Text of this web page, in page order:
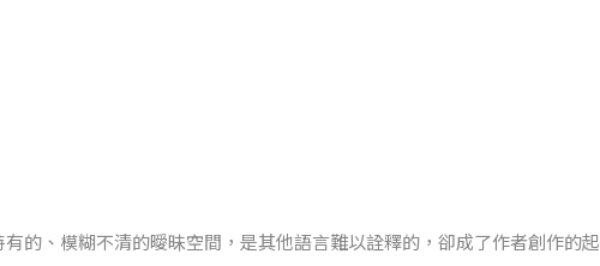
。但是媽媽、爸爸、哥哥都跑來跟他說：「這顆種子不會發芽啦！」
的、模糊不清的曖昧空間，是其他語言難以詮釋的，卻成了作者創作的起